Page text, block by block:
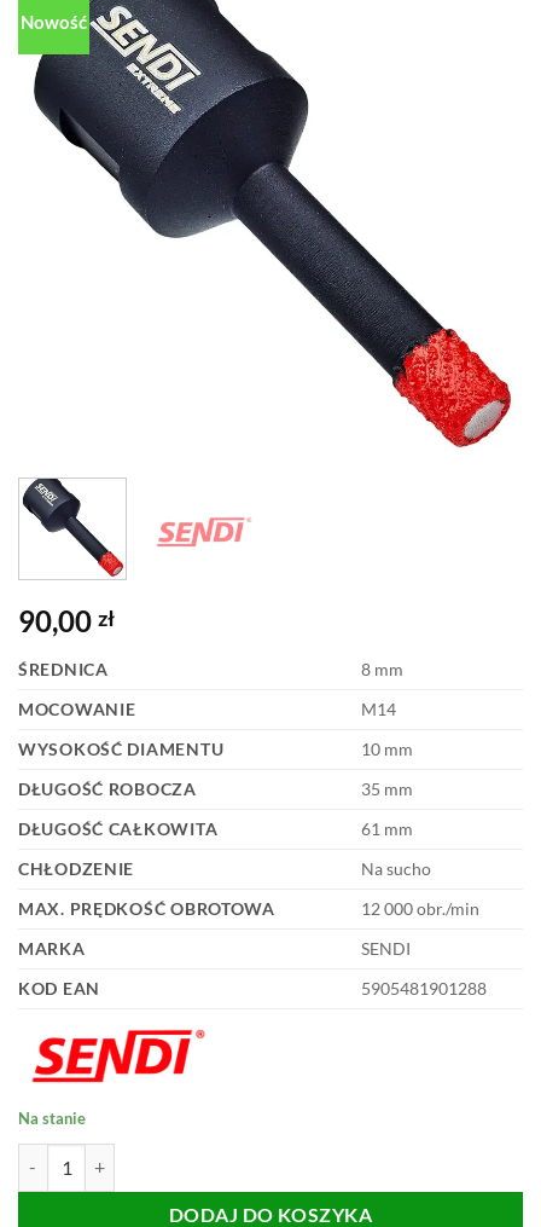
Nowość
90,00 zł
ŚREDNICA
8 mm
MOCOWANIE
M14
WYSOKOŚĆ DIAMENTU
10 mm
DŁUGOŚĆ ROBOCZA
35 mm
DŁUGOŚĆ CAŁKOWITA
61 mm
CHŁODZENIE
Na sucho
MAX. PRĘDKOŚĆ OBROTOWA
12 000 obr./min
MARKA
SENDI
KOD EAN
5905481901288
Na stanie
DODAJ DO KOSZYKA